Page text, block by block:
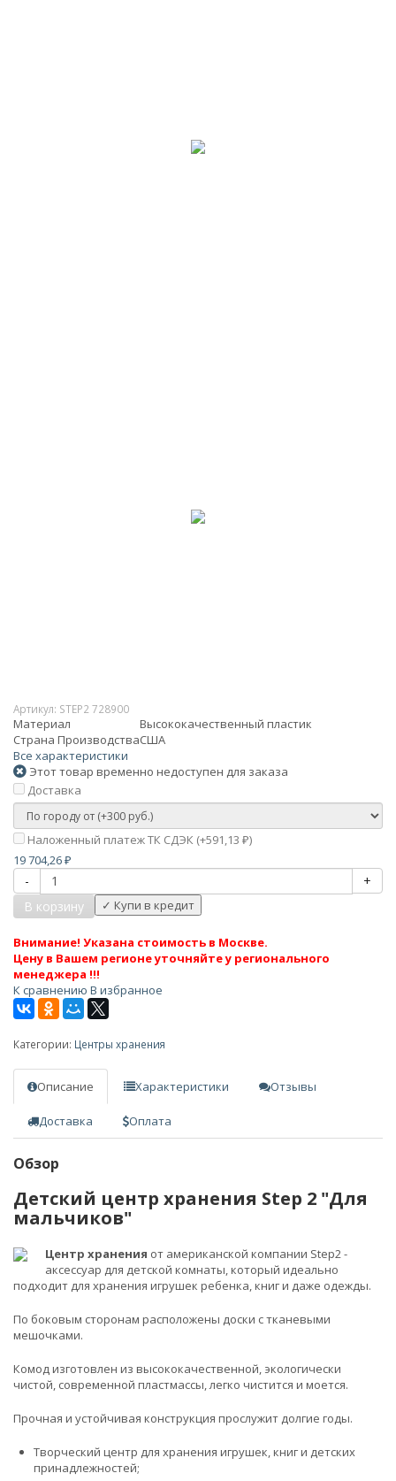
Артикул: STEP2 728900
Материал
Высококачественный пластик
Страна ПроизводстваСША
Все характеристики
Этот товар временно недоступен для заказа
Доставка
Наложенный платеж ТК СДЭК (+591,13 ₽)
19 704,26 ₽
-
+
В корзину
Внимание! Указана стоимость в Москве.
Цену в Вашем регионе уточняйте у регионального
менеджера !!!
К сравнению В избранное
Категории: Центры хранения
Описание Характеристики Отзывы
Доставка Оплата
Обзор
Детский центр хранения Step 2 "Для
мальчиков"
Центр хранения от американской компании Step2 -
аксессуар для детской комнаты, который идеально
подходит для хранения игрушек ребенка, книг и даже одежды.
По боковым сторонам расположены доски с тканевыми
мешочками.
Комод изготовлен из высококачественной, экологически
чистой, современной пластмассы, легко чистится и моется.
Прочная и устойчивая конструкция прослужит долгие годы.
Творческий центр для хранения игрушек, книг и детских
принадлежностей;